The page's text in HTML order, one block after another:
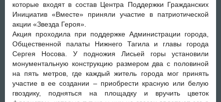
которые входят в состав Центра Поддержки Гражданских
Инициатив «Вместе» приняли участие в патриотической
акции «Звезда Героя».
Акция проходила при поддержке Администрации города,
Общественной палаты Нижнего Тагила и главы города
Сергея Носова. У подножия Лисьей горы установили
монументальную конструкцию размером два с половиной
на пять метров, где каждый житель города мог принять
участие в ее создании – приобрести красную или белую
гвоздику, подняться на площадку и вручить цветок